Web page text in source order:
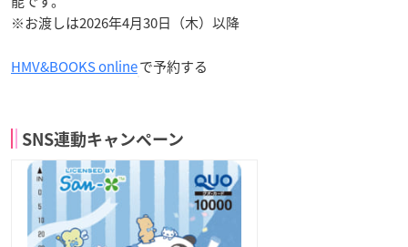
※お渡しは2026年4月30日（木）以降
HMV&BOOKS onlineで予約する
SNS連動キャンペーン